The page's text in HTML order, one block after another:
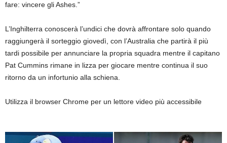
fare: vincere gli Ashes.”
L’Inghilterra conoscerà l’undici che dovrà affrontare solo quando
raggiungerà il sorteggio giovedì, con l’Australia che partirà il più
tardi possibile per annunciare la propria squadra mentre il capitano
Pat Cummins rimane in lizza per giocare mentre continua il suo
ritorno da un infortunio alla schiena.
Utilizza il browser Chrome per un lettore video più accessibile